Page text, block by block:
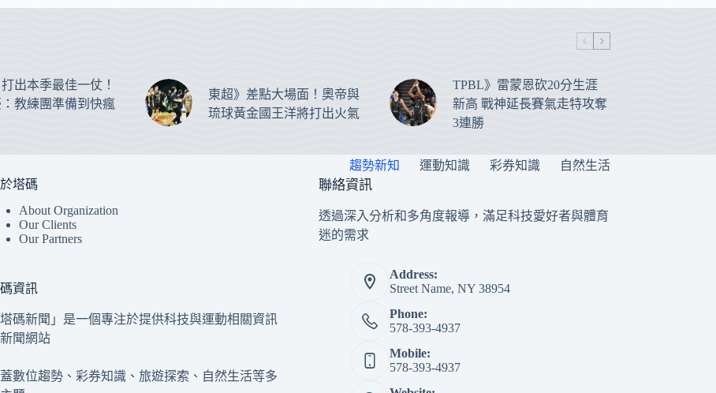
出本季最佳一仗！
教練團準備到快瘋
東超》差點大場面！奧帝與
琉球黃金國王洋將打出火氣
TPBL》雷蒙恩砍20分生涯
新高 戰神延長賽氣走特攻奪
3連勝
趨勢新知 運動知識 彩券知識 自然生活
塔碼
About Organization
Our Clients
Our Partners
資訊
塔碼新聞」是一個專注於提供科技與運動相關資訊
聞網站
數位趨勢、彩券知識、旅遊探索、自然生活等多
聯絡資訊
透過深入分析和多角度報導，滿足科技愛好者與體育
迷的需求
Address:
Street Name, NY 38954
Phone:
578-393-4937
Mobile:
578-393-4937